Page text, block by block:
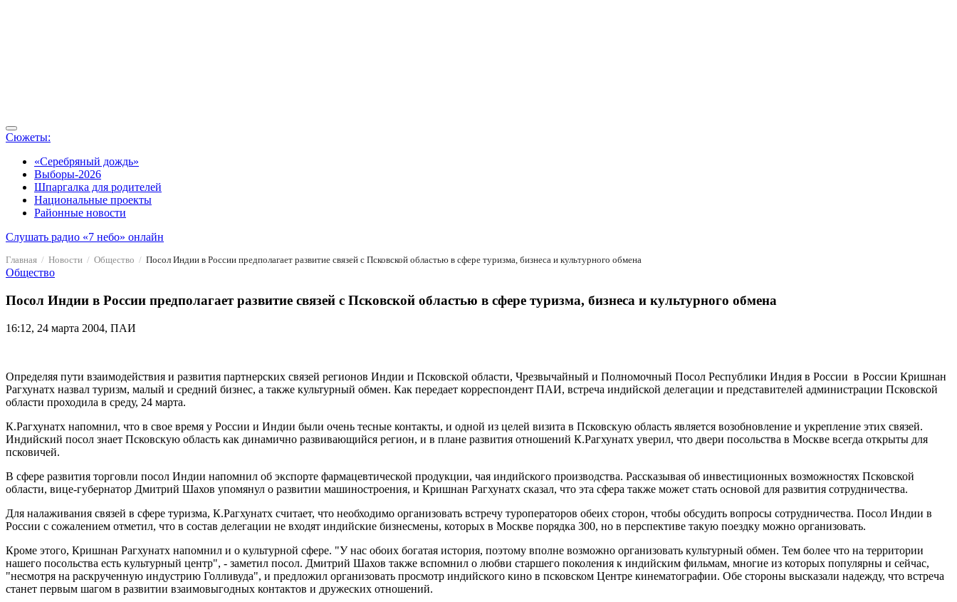
Сюжеты:
«Серебряный дождь»
Выборы-2026
Шпаргалка для родителей
Национальные проекты
Районные новости
Слушать радио «7 небо» онлайн
Главная Новости Общество Посол Индии в России предполагает развитие связей с Псковской областью в сфере туризма, бизнеса и культурного обмена
Общество
Посол Индии в России предполагает развитие связей с Псковской областью в сфере туризма, бизнеса и культурного обмена
16:12, 24 марта 2004, ПАИ
Определяя пути взаимодействия и развития партнерских связей регионов Индии и Псковской области, Чрезвычайный и Полномочный Посол Республики Индия в России в России Кришнан
Рагхунатх назвал туризм, малый и средний бизнес, а также культурный обмен. Как передает корреспондент ПАИ, встреча индийской делегации и представителей администрации Псковской
области проходила в среду, 24 марта.
К.Рагхунатх напомнил, что в свое время у России и Индии были очень тесные контакты, и одной из целей визита в Псковскую область является возобновление и укрепление этих связей.
Индийский посол знает Псковскую область как динамично развивающийся регион, и в плане развития отношений К.Рагхунатх уверил, что двери посольства в Москве всегда открыты для
псковичей.
В сфере развития торговли посол Индии напомнил об экспорте фармацевтической продукции, чая индийского производства. Рассказывая об инвестиционных возможностях Псковской
области, вице-губернатор Дмитрий Шахов упомянул о развитии машиностроения, и Кришнан Рагхунатх сказал, что эта сфера также может стать основой для развития сотрудничества.
Для налаживания связей в сфере туризма, К.Рагхунатх считает, что необходимо организовать встречу туроператоров обеих сторон, чтобы обсудить вопросы сотрудничества. Посол Индии в
России с сожалением отметил, что в состав делегации не входят индийские бизнесмены, которых в Москве порядка 300, но в перспективе такую поездку можно организовать.
Кроме этого, Кришнан Рагхунатх напомнил и о культурной сфере. "У нас обоих богатая история, поэтому вполне возможно организовать культурный обмен. Тем более что на территории
нашего посольства есть культурный центр", - заметил посол. Дмитрий Шахов также вспомнил о любви старшего поколения к индийским фильмам, многие из которых популярны и сейчас,
"несмотря на раскрученную индустрию Голливуда", и предложил организовать просмотр индийского кино в псковском Центре кинематографии. Обе стороны высказали надежду, что встреча
станет первым шагом в развитии взаимовыгодных контактов и дружеских отношений.